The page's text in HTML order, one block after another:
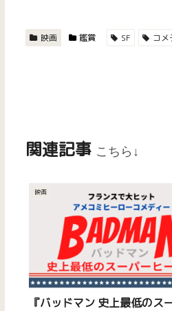
映画 鑑賞 SF コメ
関連記事 こちら↓
映画
『バッドマン 史上最低のス